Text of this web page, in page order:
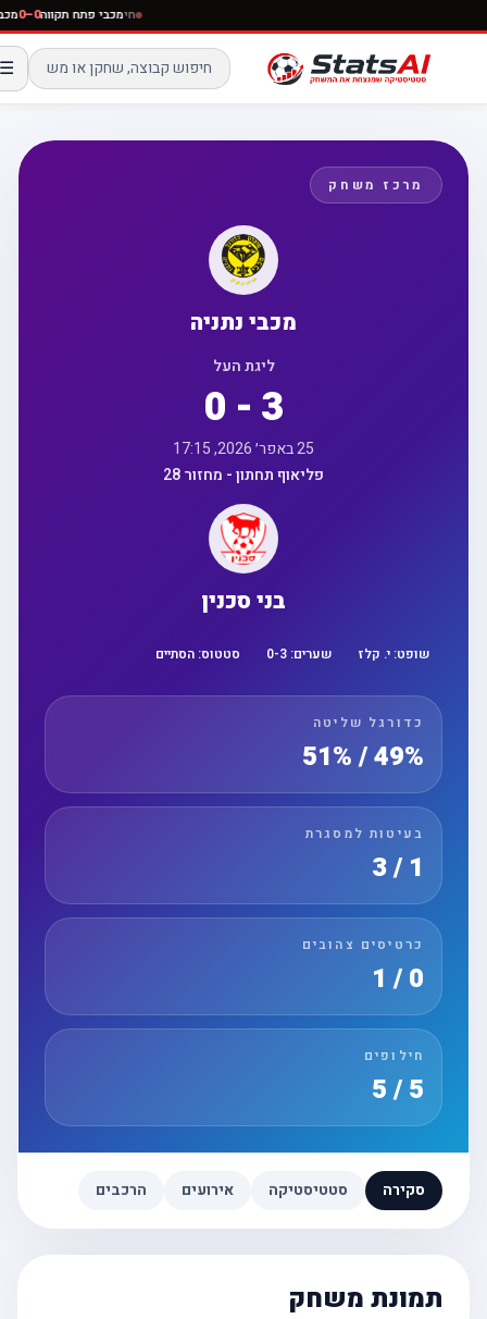
חי מכבי פתח תקווה0–0
☰
מרכז משחק
מכבי נתניה
ליגת העל
0 - 3
25 באפר׳ 2026, 17:15
פליאוף תחתון - מחזור 28
בני סכנין
שופט:י. קלז שערים: 0 -3 סטטוס:הסתיים
כדורגל שליטה
49% / 51%
בעיטות למסגרת
כרטיסים צהובים
חילופים
סקירה סטטיסטיקה אירועים הרכבים
תמונת משחק